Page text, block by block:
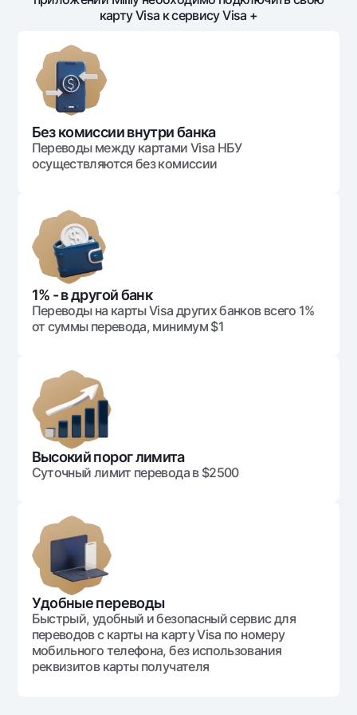
До востребования USD
Золотой депозит
Золотые слитки от НБУ
Серебряный депозит
UzCard/HUMO
Visa
Visa FIFA
Mastercard
Зарплатные
Garmin pay
Тарифы
Акции
Мобильное приложение Milliy
Часто задаваемые вопросы
Ищите по сайту
Найти
Полезные ссылки
Часто задаваемые вопросы
Офисы и банкоматы
Согласие на обработку персональных данных
Следите за нами в соцсетях
Контакт-центр
карту Visa к сервису Visa +
Без комиссии внутри банка
Переводы между картами Visa НБУ
осуществляются без комиссии
1% - в другой банк
Переводы на карты Visa других банков всего 1%
от суммы перевода, минимум $1
Высокий порог лимита
Суточный лимит перевода в $2500
Удобные переводы
Быстрый, удобный и безопасный сервис для
переводов с карты на карту Visa по номеру
мобильного телефона, без использования
реквизитов карты получателя